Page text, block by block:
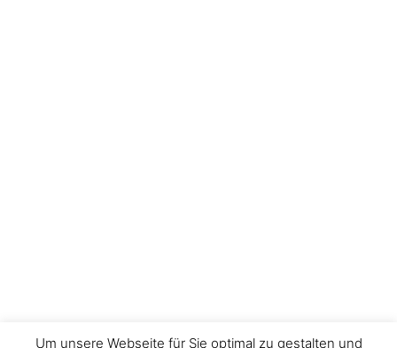
Um unsere Webseite für Sie optimal zu gestalten und